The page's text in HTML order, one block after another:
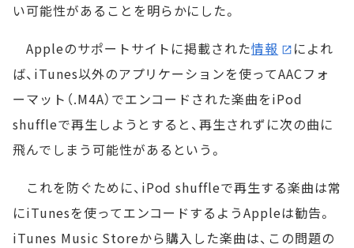
い可能性があることを明らかにした。
Appleのサポートサイトに掲載された情報
によれ
ば、iTunes以外のアプリケーションを使ってAACフォ
ーマット（.M4A）でエンコードされた楽曲をiPod
shuffleで再生しようとすると、再生されずに次の曲に
飛んでしまう可能性があるという。
これを防ぐために、iPod shuffleで再生する楽曲は常
にiTunesを使ってエンコードするようAppleは勧告。
iTunes Music Storeから購入した楽曲は、この問題の